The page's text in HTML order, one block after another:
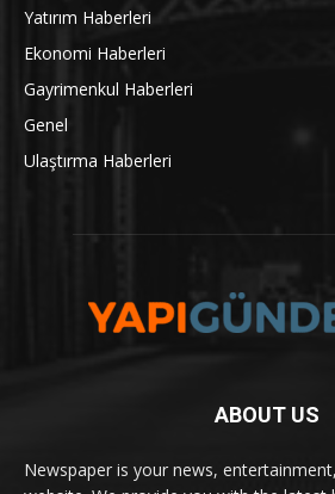
Yatırım Haberleri
Ekonomi Haberleri
Gayrimenkul Haberleri
Genel
Ulaştırma Haberleri
ABOUT US
Newspaper is your news,